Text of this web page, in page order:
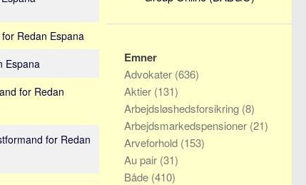
Redan Espana
Espana
for Redan
for Redan
Emner
Advokater (636)
Aktier (131)
Arbejdsløshedsforsikring (8)
Arbejdsmarkedspensioner (21)
Arveforhold (153)
Au pair (31)
Både (410)